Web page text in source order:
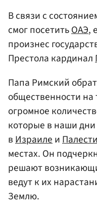
В связи с
смог посетитьОАЭ,
произнес
Престола кардинал
Папа Римский
общественности на
огромное
которые в наши
в Израиле и
местах. Он
решают
ведут к их
Землю.